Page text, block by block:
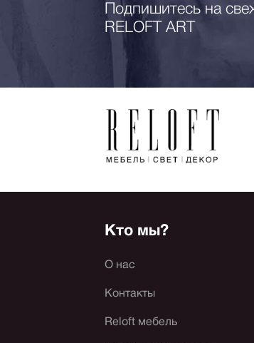
Подпишитесь на
RELOFT ART
Кто мы?
О нас
Контакты
Reloft мебель